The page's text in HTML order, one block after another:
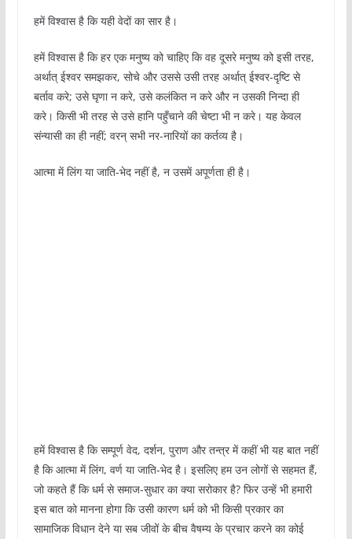
हमें विश्वास है कि यही वेदों का सार है।
हमें विश्वास है कि हर एक मनुष्य को चाहिए कि वह दूसरे मनुष्य को इसी तरह,
अर्थात् ईश्वर समझकर, सोचे और उससे उसी तरह अर्थात् ईश्वर-दृष्टि से
बर्ताव करे; उसे घृणा न करे, उसे कलंकित न करे और न उसकी निन्दा ही
करे। किसी भी तरह से उसे हानि पहुँचाने की चेष्टा भी न करे। यह केवल
संन्यासी का ही नहीं; वरन् सभी नर-नारियों का कर्तव्य है।
आत्मा में लिंग या जाति-भेद नहीं है, न उसमें अपूर्णता ही है।
हमें विश्वास है कि सम्पूर्ण वेद, दर्शन, पुराण और तन्त्र में कहीं भी यह बात नहीं
है कि आत्मा में लिंग, वर्ण या जाति-भेद है। इसलिए हम उन लोगों से सहमत हैं,
जो कहते हैं कि धर्म से समाज-सुधार का क्या सरोकार है? फिर उन्हें भी हमारी
इस बात को मानना होगा कि उसी कारण धर्म को भी किसी प्रकार का
सामाजिक विधान देने या सब जीवों के बीच वैषम्य के प्रचार करने का कोई